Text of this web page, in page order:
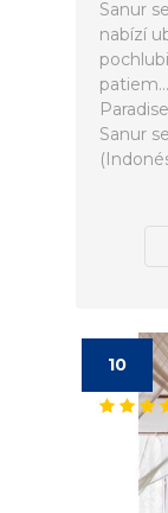
Sanur
nabízí
Sanur
10